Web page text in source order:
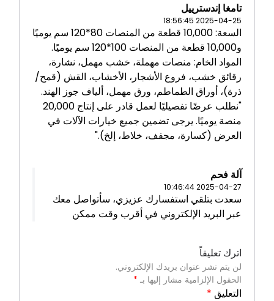
تامغا إندسترييل
2025-04-25 18:56:45
السعة: 10,000 قطعة من المنصات 80*120 سم يوميًا
و10,000 قطعة من المنصات 100*120 سم يوميًا.
المواد الخام: منصات مهملة، خشب مهمل، نشارة،
رقائق خشب، فروع الأشجار، الأخشاب، القش (قمح/
ذرة)، أوراق الطماطم، ورق مهمل، ألياف جوز الهند.
"نطلب عرضًا تفصيليًا لعمل قادر على إنتاج 20,000
منصة يوميًا. يرجى تضمين جميع خيارات الآلات في
العرض (كسارة، مجفف، خلاط، إلخ)."
آلة فحم
2025-04-27 10:46:44
سعدت بتلقي استفسارك عزيزي، سأتواصل معك
عبر البريد الإلكتروني في أقرب وقت ممكن
اترك تعليقاً
لن يتم نشر عنوان بريدك الإلكتروني.
الحقول الإلزامية مشار إليها بـ *
التعليق *